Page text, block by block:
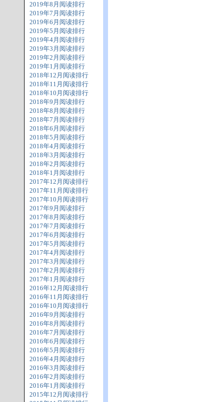
2019年8月阅读排行
2019年7月阅读排行
2019年6月阅读排行
2019年5月阅读排行
2019年4月阅读排行
2019年3月阅读排行
2019年2月阅读排行
2019年1月阅读排行
2018年12月阅读排行
2018年11月阅读排行
2018年10月阅读排行
2018年9月阅读排行
2018年8月阅读排行
2018年7月阅读排行
2018年6月阅读排行
2018年5月阅读排行
2018年4月阅读排行
2018年3月阅读排行
2018年2月阅读排行
2018年1月阅读排行
2017年12月阅读排行
2017年11月阅读排行
2017年10月阅读排行
2017年9月阅读排行
2017年8月阅读排行
2017年7月阅读排行
2017年6月阅读排行
2017年5月阅读排行
2017年4月阅读排行
2017年3月阅读排行
2017年2月阅读排行
2017年1月阅读排行
2016年12月阅读排行
2016年11月阅读排行
2016年10月阅读排行
2016年9月阅读排行
2016年8月阅读排行
2016年7月阅读排行
2016年6月阅读排行
2016年5月阅读排行
2016年4月阅读排行
2016年3月阅读排行
2016年2月阅读排行
2016年1月阅读排行
2015年12月阅读排行